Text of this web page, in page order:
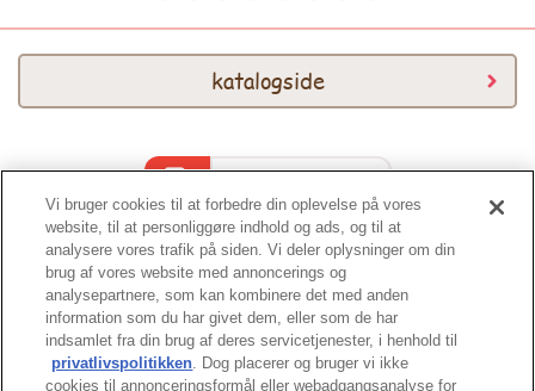
katalogside
Toppen af siden
Vi bruger cookies til at forbedre din oplevelse på vores
website, til at personliggøre indhold og ads, og til at
analysere vores trafik på siden. Vi deler oplysninger om din
brug af vores website med annoncerings og
analysepartnere, som kan kombinere det med anden
information som du har givet dem, eller som de har
indsamlet fra din brug af deres servicetjenester, i henhold til
privatlivspolitikken. Dog placerer og bruger vi ikke
cookies til annonceringsformål eller webadgangsanalyse for